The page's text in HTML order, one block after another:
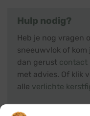
Hulp nodig?
Heb je nog vragen
sneeuwvlok of kom
dan gerust contact
met advies. Of klik
alle verlichte